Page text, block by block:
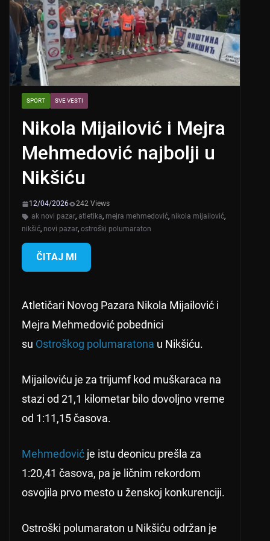
SPORT SVE VESTI
Nikola Mijailović i Mejra
Mehmedović najbolji u
Nikšiću
12/04/2026
242 Views
ak novi pazar, atletika, mejra mehmedović, nikola mijailović,
nikšić, novi pazar, ostroški polumaraton
ČITAJ MI
Atletičari Novog Pazara Nikola Mijailović i
Mejra Mehmedović pobednici
su Ostroškog polumaratona u Nikšiću.
Mijailoviću je za trijumf kod muškaraca na
stazi od 21,1 kilometar bilo dovoljno vreme
od 1:11,15 časova.
Mehmedović je istu deonicu prešla za
1:20,41 časova, pa je ličnim rekordom
osvojila prvo mesto u ženskoj konkurenciji.
Ostroški polumaraton u Nikšiću održan je